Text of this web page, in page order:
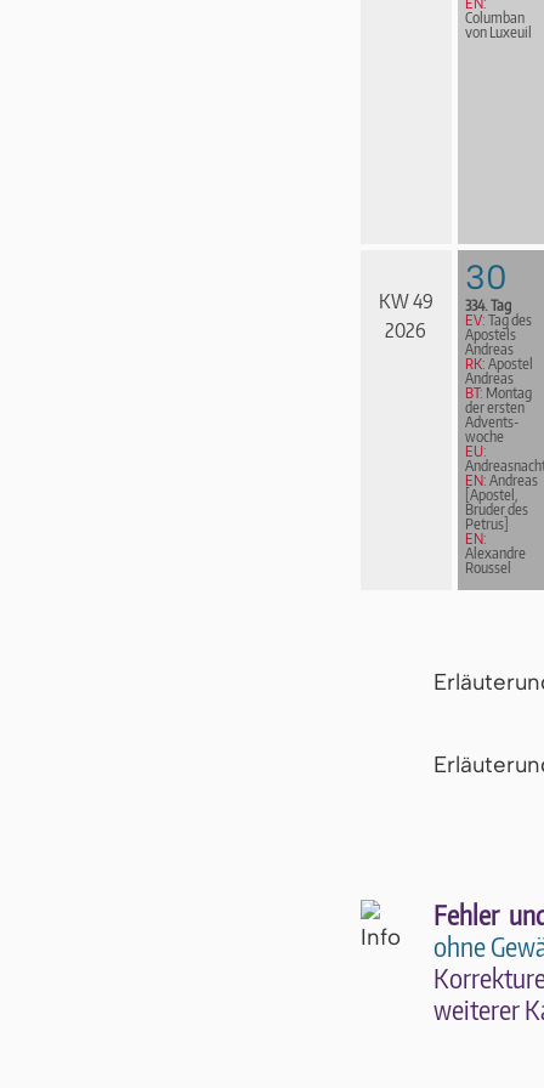
Columban
von Luxeuil
KW 49
2026
30
334. Tag
EV: Tag des
Apostels
Andreas
RK: Apostel
Andreas
BT: Montag
der ersten
Advents­
woche
EU:
EN: Andreas
[Apostel,
Bruder des
Petrus]
EN:
Alexandre
Roussel
Fehler
ohne
wei­te­rer